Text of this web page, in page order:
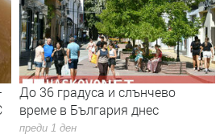
До 36 градуса и слънчево
време в България днес
преди 1 ден